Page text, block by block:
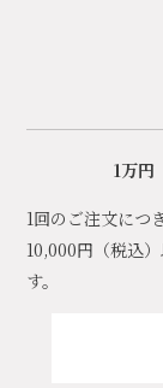
1万円
1回のご注文につ
10,000円（税込
す。